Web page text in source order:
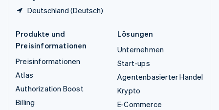
Deutschland (Deutsch)
Produkte und
Preisinformationen
Preisinformationen
Atlas
Authorization Boost
Billing
Lösungen
Unternehmen
Start-ups
Agentenbasierter Handel
Krypto
E-Commerce